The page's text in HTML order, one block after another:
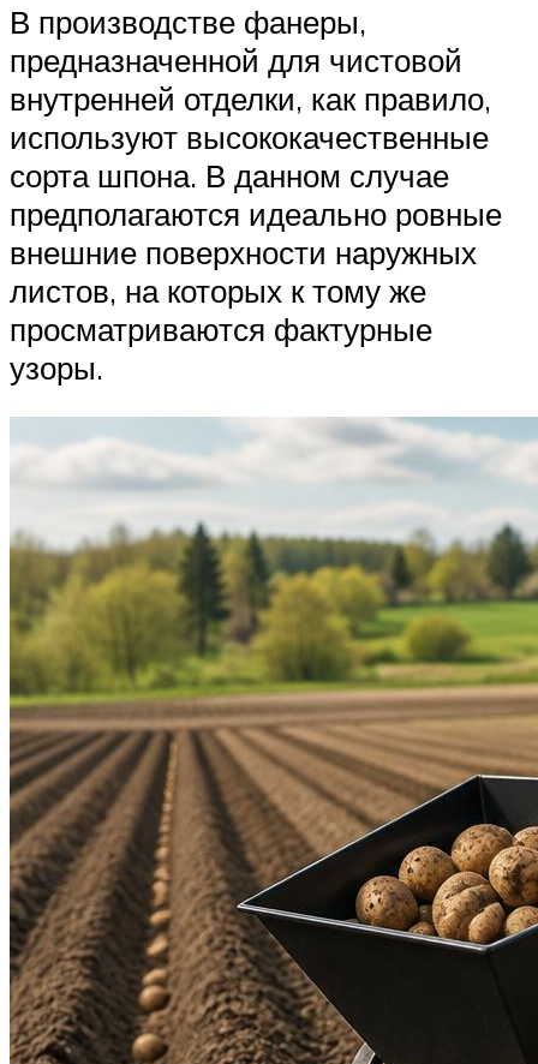
В производстве фанеры,
предназначенной для чистовой
внутренней отделки, как правило,
используют высококачественные
сорта шпона. В данном случае
предполагаются идеально ровные
внешние поверхности наружных
листов, на которых к тому же
просматриваются фактурные
узоры.